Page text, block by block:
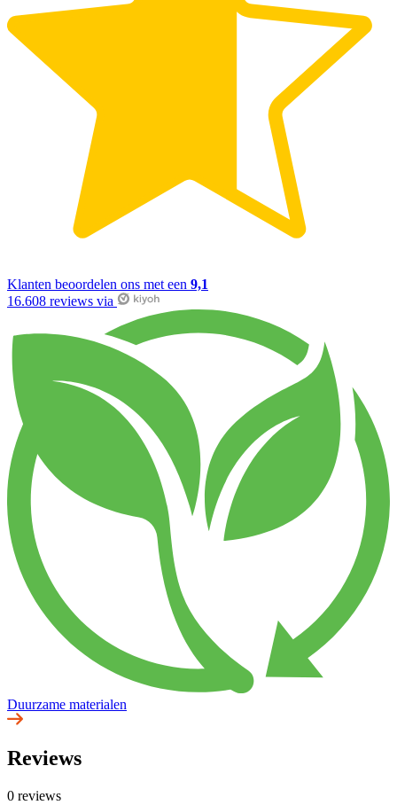
Klanten beoordelen ons met een 9,1
16.608 reviews via
Duurzame materialen
Reviews
0 reviews